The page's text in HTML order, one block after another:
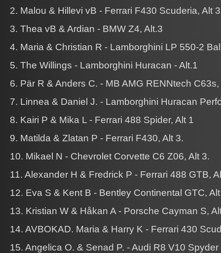
2. Malou & Hillevi vB - Ferrari F430 Scuderia, Alt 3
3. Thea vB & Ardian - BMW Z4, Alt.3
4. Maria & Christian R - Lamborghini LP 550-2
5. The Willings - Lamborghini Huracan - Alt.1
6. Pär R & Anders C. - MB AMG RENNtech C63s,
7. Linnea & Daniel J. - Lamborghini Huracan
8. Kairi P & Mika L - Ferrari 488 Spider, Alt 1
9. Matilda & Zlatan P - Ferrari F430, Alt 3.
10. Mikael N - Chevrolet Corvette C6 Z06, Alt 3.
11. Alexander H & Fredrick P - Ferrari 488 GTB,
12. Eva S & Kent B - Bentley Continental GTC,
13. Kristian W & Håkan A - Porsche Cayman S,
14. AVBOKAD. Maria & Harry K - Ferrari 430
15. Angelica O. & Senad P. - Audi R8 V10 Spyder